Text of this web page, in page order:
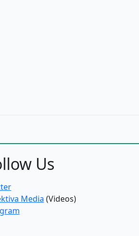
Us
Media (Videos)